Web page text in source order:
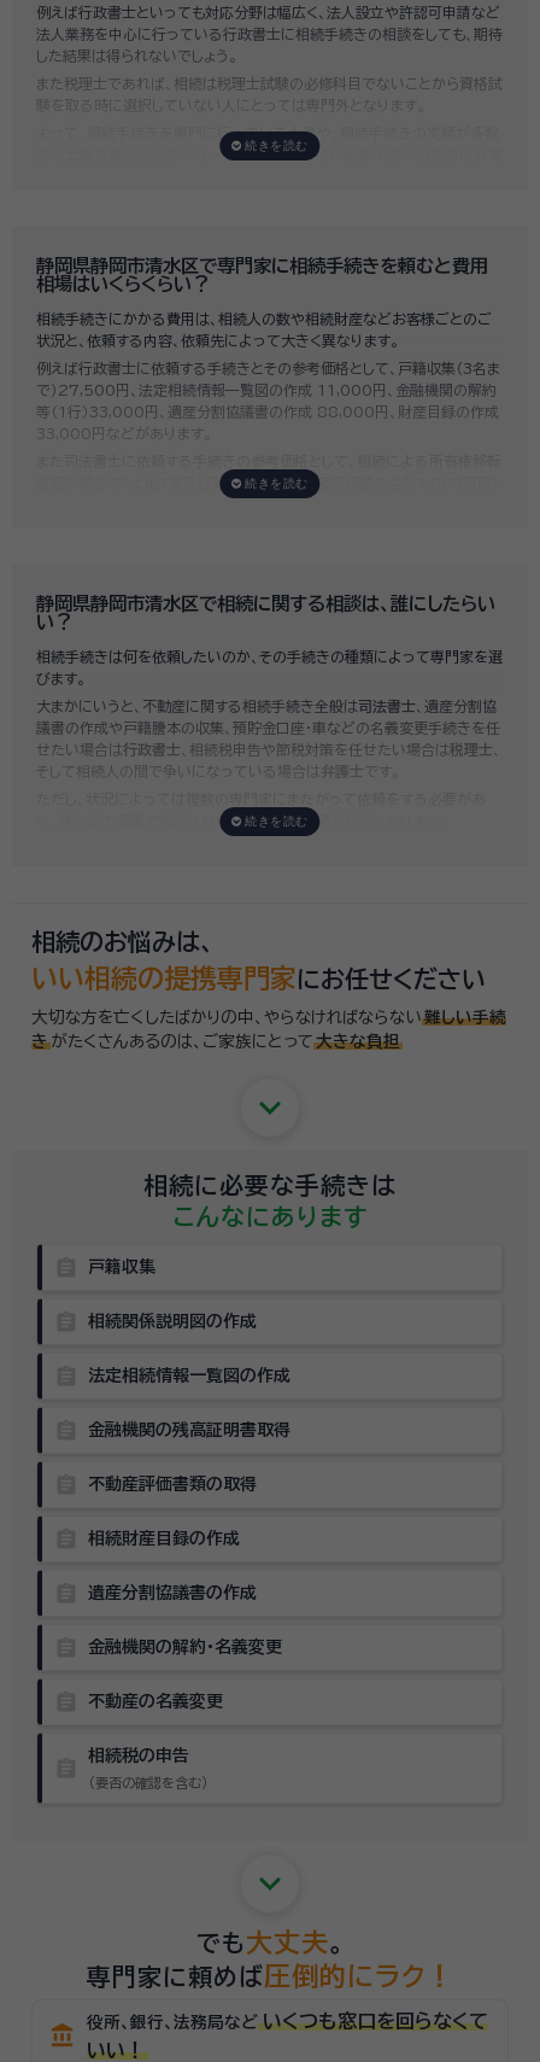
例えば行政書士といっても対応分野は幅広く、法人設立や許認可申請など
法人業務を中心に行っている行政書士に相続手続きの相談をしても、期待
した結果は得られないでしょう。
また税理士であれば、相続は税理士試験の必修科目でないことから資格試
験を取る時に選択していない人にとっては専門外となります。
よって、相続手続きを専門に行っている士業や、相続手続きの実績が多数
ある士業を選ぶことが、スムーズで間違いのない相続手続きのために非常
静岡県静岡市清水区で専門家に相続手続きを頼むと費用
相場はいくらくらい？
相続手続きにかかる費用は、相続人の数や相続財産などお客様ごとのご
状況と、依頼する内容、依頼先によって大きく異なります。
例えば行政書士に依頼する手続きとその参考価格として、戸籍収集（3名ま
で）27,500円、法定相続情報一覧図の作成 11,000円、金融機関の解約
等（1行）33,000円、遺産分割協議書の作成 88,000円、財産目録の作成
33,000円などがあります。
登記手続きで「土地1筆及び建物1棟（固定資産評価額の合計1,000万円）
せると100万円近くかそれ以上費用がかかってしまう場合もあるなど、非
常に高額になります。
いい相続では、
お客様ごとに必要な相続手続きを明らかにし、無料で見積
もり をお出ししております。予算に合わせてご自身で対応できないものの
み依頼することも可能ですので、まずはお気軽にご相談ください。
静岡県静岡市清水区で相続に関する相談は、誰にしたらい
い？
相続手続きは何を依頼したいのか、その手続きの種類によって専門家を選
びます。
大まかにいうと、不動産に関する相続手続き全般は司法書士 、遺産分割協
議書の作成や戸籍謄本の収集、預貯金口座・車などの名義変更手続きを任
せたい場合は行政書士 、相続税申告や節税対策を任せたい場合は税理士
そして相続人の間で争いになっている場合は弁護士 です。
り、誰にどの順番で相談すればいいのか迷う場合が多くあります。
相続のお悩みは、
いい相続の提携専門家にお任せください
大切な方を亡くしたばかりの中、やらなければならない 難しい手続
き がたくさんあるのは、 ご家族にとって 大きな負担
keyboard_arrow_down
相続に必要な手続きは
こんなにあります
戸籍収集
相続関係説明図の作成
法定相続情報一覧図の作成
金融機関の残高証明書取得
不動産評価書類の取得
相続財産目録の作成
遺産分割協議書の作成
金融機関の解約・名義変更
不動産の名義変更
相続税の申告
（要否の確認を含む）
keyboard_arrow_down
でも 大丈夫。
専門家に頼めば圧倒的にラク！
account_balance 役所、銀行、法務局など いくつも窓口を回らなくて
いい！